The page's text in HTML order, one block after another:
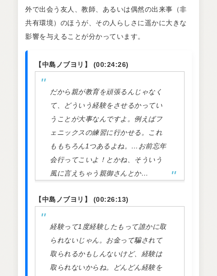
外で出会う友人、教師、あるいは偶然の出来事（非
共有環境）のほうが、その人らしさに遥かに大きな
影響を与えることが分かっています。
【中島ノブヨリ】 (00:24:26)
だから親が教育を頑張るんじゃなく
て、どういう経験をさせるかってい
うことが大事なんですよ。例えばフ
ェニックスの練習に行かせる。これ
ももちろん1つあるよね。…お前忘年
会行ってこいよ！とかね、そういう
風に言えちゃう親御さんとか…
【中島ノブヨリ】 (00:26:13)
経験って1度経験したもって誰かに取
られないじゃん。お金って騙されて
取られるかもしんないけど、経験は
取られないからね。どんどん経験を